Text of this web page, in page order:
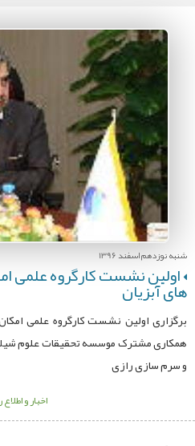
شنبه نوزدهم اسفند 1396
اولین نشست کارگروه علمی
های آبزیان
برگزاری اولین نشست کارگروه علمی
همکاری مشترک موسسه تحقیقات علوم
و سرم سازی رازی
اخبار و